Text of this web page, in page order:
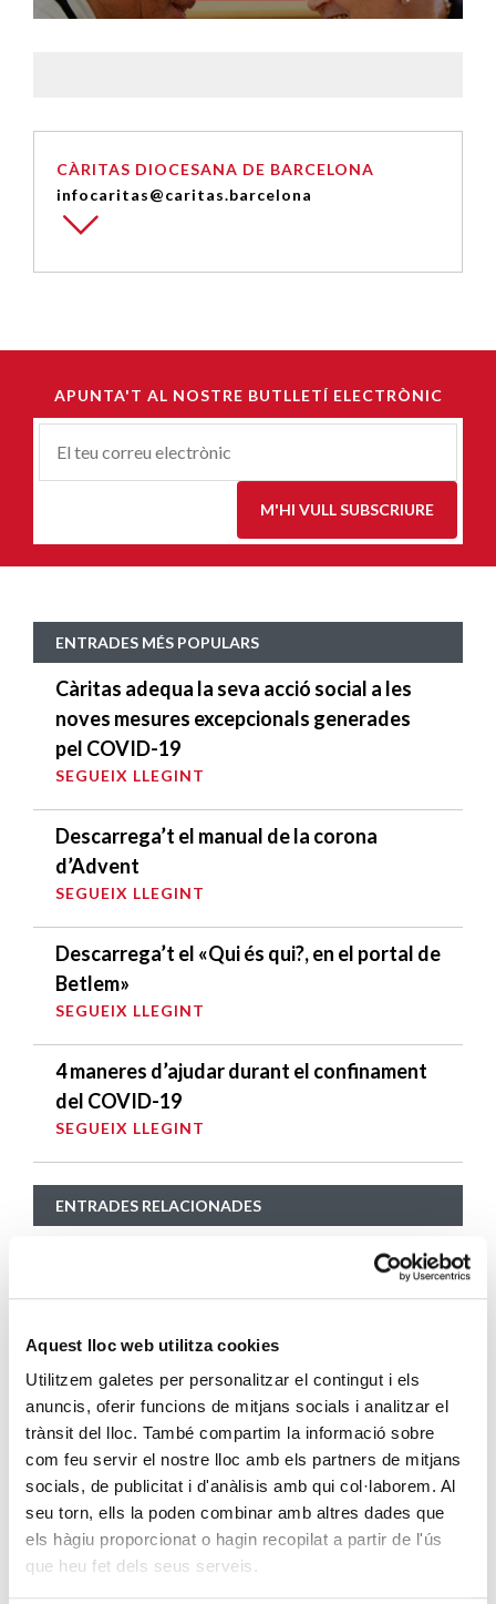
Aquest lloc web utilitza cookies
Utilitzem galetes per personalitzar el contingut i els
anuncis, oferir funcions de mitjans socials i analitzar el
trànsit del lloc. També compartim la informació sobre
com feu servir el nostre lloc amb els partners de mitjans
socials, de publicitat i d'anàlisis amb qui col·laborem. Al
seu torn, ells la poden combinar amb altres dades que
els hàgiu proporcionat o hagin recopilat a partir de l'ús
que heu fet dels seus serveis.
CÀRITAS DIOCESANA DE BARCELONA
infocaritas@caritas.barcelona
APUNTA'T AL NOSTRE BUTLLETÍ ELECTRÒNIC
Correu-
M'HI VULL SUBSCRIURE
ENTRADES MÉS POPULARS
Càritas adequa la seva acció social a les
noves mesures excepcionals generades
pel COVID-19
SEGUEIX LLEGINT
Descarrega’t el manual de la corona
d’Advent
SEGUEIX LLEGINT
Descarrega’t el «Qui és qui?, en el portal de
Betlem»
SEGUEIX LLEGINT
4 maneres d’ajudar durant el confinament
del COVID-19
SEGUEIX LLEGINT
ENTRADES RELACIONADES
“Només demano un pis, un lloc on poder
estar segur i no patir”
SEGUEIX LLEGINT
En els darrers cinc anys, més de 1500
persones sense llar a Badalona han passat
pel programa d’Inclusió Bisbe Carrera
SEGUEIX LLEGINT